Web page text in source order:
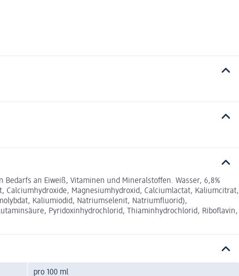
an Eiweiß, Vitaminen und Mineralstoffen. Wasser, 6,8%
Calciumhydroxide, Magnesiumhydroxid, Calciumlactat, Kaliumcitrat,
Kaliumiodid, Natriumselenit, Natriumfluorid),
Pyridoxinhydrochlorid, Thiaminhydrochlorid, Riboflavin,
pro 100 ml